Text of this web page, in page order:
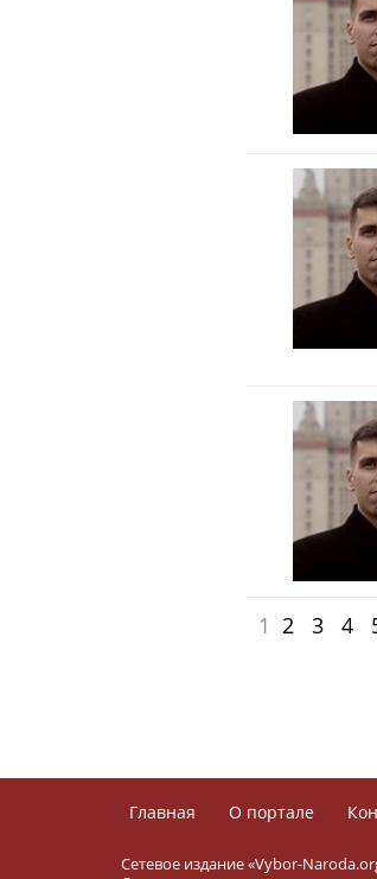
1 2 3 4
Главная О портале
Сетевое издание «Vybor-